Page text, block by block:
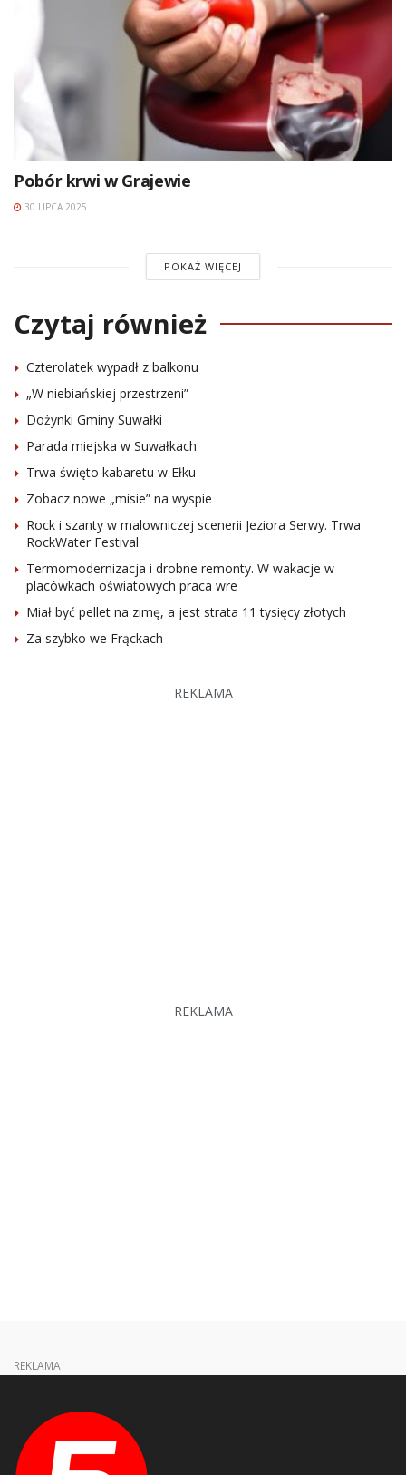
Pobór krwi w Grajewie
30 LIPCA 2025
POKAŻ WIĘCEJ
Czytaj również
Czterolatek wypadł z balkonu
„W niebiańskiej przestrzeni”
Dożynki Gminy Suwałki
Parada miejska w Suwałkach
Trwa święto kabaretu w Ełku
Zobacz nowe „misie” na wyspie
Rock i szanty w malowniczej scenerii Jeziora Serwy. Trwa
RockWater Festival
Termomodernizacja i drobne remonty. W wakacje w
placówkach oświatowych praca wre
Miał być pellet na zimę, a jest strata 11 tysięcy złotych
Za szybko we Frąckach
REKLAMA
REKLAMA
REKLAMA